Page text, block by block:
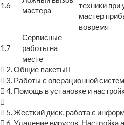
1.6
мастера
техники при
мастер
вовремя
1.7
Сервисные
работы на
месте
2. Общие пакеты
3. Работы с операционной
4. Помощь в установке и
5. Жесткий диск, работа с
6. Удаление вирусов. Настройка